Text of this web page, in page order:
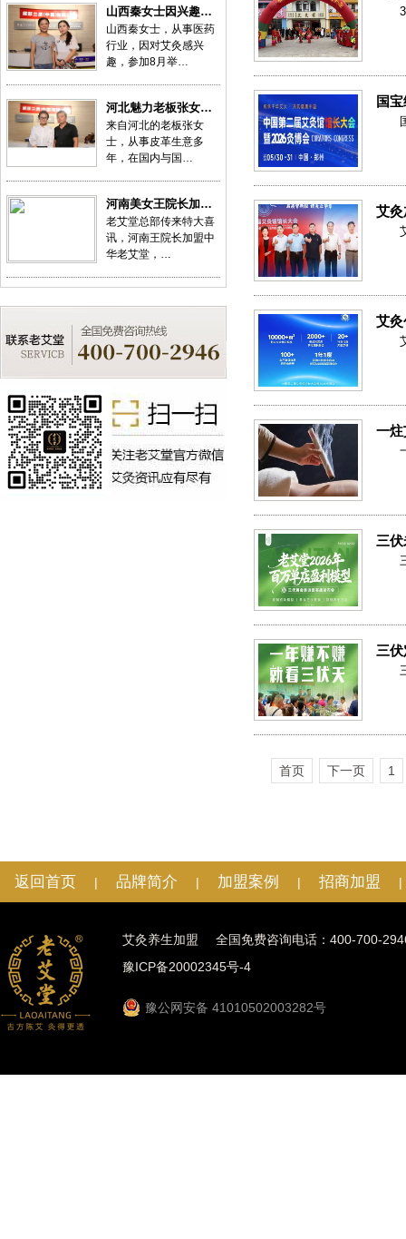
山西秦女士因兴趣…
山西秦女士，从事医药
行业，因对艾灸感兴
趣，参加8月举…
河北魅力老板张女…
来自河北的老板张女
士，从事皮革生意多
年，在国内与国…
河南美女王院长加…
老艾堂总部传来特大喜
讯，河南王院长加盟中
华老艾堂，…
国
艾
艾
一
三
三
首页 下一页 1
返回首页 | 品牌简介 | 加盟案例 | 招商加盟 |
艾灸养生加盟
全国免费咨询电话：400-700-
豫ICP备20002345号-4
豫公网安备 41010502003282号